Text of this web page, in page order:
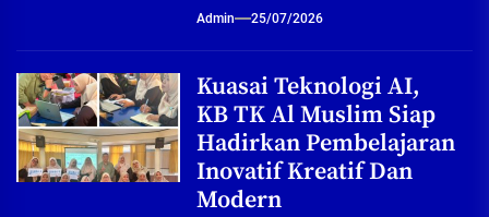
Admin 25/07/2026
Kuasai Teknologi AI,
KB TK Al Muslim Siap
Hadirkan Pembelajaran
Inovatif Kreatif Dan
Modern